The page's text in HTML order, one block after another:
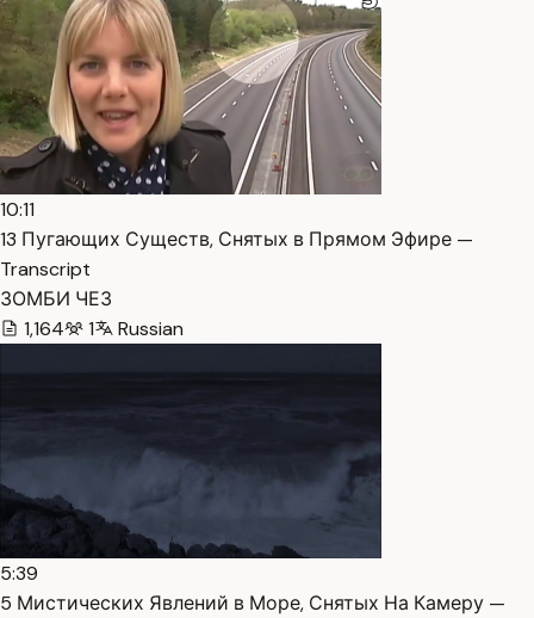
10:11
13 Пугающих Существ, Снятых в Прямом Эфире —
Transcript
ЗОМБИ ЧЕЗ
1,164
1 Russian
5:39
5 Мистических Явлений в Море, Снятых На Камеру —